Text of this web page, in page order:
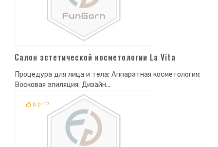
Салон эстетической косметологии La Vita
Процедура для лица и тела; Аппаратная косметология;
Восковая эпиляция; Дизайн...
0.0 / 10